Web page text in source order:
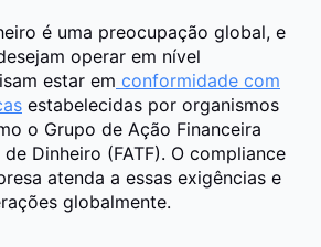
é uma preocupação global, e
operar em nível
estar em conformidade com
estabelecidas por organismos
o Grupo de Ação Financeira
Dinheiro (FATF). O compliance
atenda a essas exigências e
globalmente.